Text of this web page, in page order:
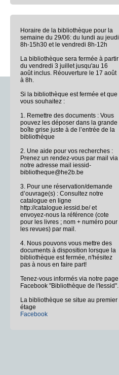
Horaire de la bibliothèque pour la
semaine du 29/06: du lundi au jeudi
8h-15h30 et le vendredi 8h-12h
La bibliothèque sera fermée à partir
du vendredi 3 juillet jusqu'au 16
août inclus. Réouverture le 17 août
à 8h.
Si la bibliothèque est fermée et que
vous souhaitez :
1. Remettre des documents : Vous
pouvez les déposer dans la grande
boîte grise juste à de l’entrée de la
bibliothèque
2. Une aide pour vos recherches :
Prenez un rendez-vous par mail via
notre adresse mail iessid-
bibliotheque@he2b.be
3. Pour une réservation/demande
d’ouvrage(s) : Consultez notre
catalogue en ligne
http://catalogue.iessid.be/ et
envoyez-nous la référence (cote
pour les livres ; nom + numéro pour
les revues) par mail.
4. Nous pouvons vous mettre des
documents à disposition lorsque la
bibliothèque est fermée, n'hésitez
pas à nous en faire part!
Tenez-vous informés via notre page
Facebook "Bibliothèque de l'Iessid".
La bibliothèque se situe au premier
étage
Facebook